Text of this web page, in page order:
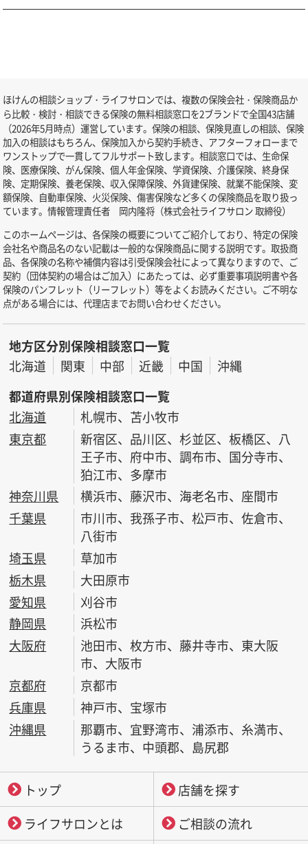
ほけんの相談ショップ・ライフサロンでは、複数の保険会社・保険商品か
ら比較・検討・相談できる保険の無料相談窓口を2ブランドで全国43店舗
（2026年5月時点）運営しています。保険の相談、保険見直しの相談、保険
加入の相談はもちろん、保険加入から契約手続き、アフターフォローまで
ワンストップで一貫してフルサポート致します。相談窓口では、生命保
険、医療保険、がん保険、個人年金保険、学資保険、介護保険、終身保
険、定期保険、養老保険、収入保障保険、外貨建保険、就業不能保険、変
額保険、自動車保険、火災保険、傷害保険など多くの保険商品を取り扱っ
ています。情報管理責任者 岡内隆将（株式会社ライフサロン 取締役）
このホームページは、各保険の概要についてご紹介しており、特定の保険
会社名や商品名のない記載は一般的な保険商品に関する説明です。取扱商
品、各保険の名称や補償内容は引受保険会社によって異なりますので、ご
契約（団体契約の場合はご加入）にあたっては、必ず重要事項説明書や各
保険のパンフレット（リーフレット）等をよくお読みください。ご不明な
点がある場合には、代理店までお問い合わせください。
地方区分別保険相談窓口一覧
北海道
関東 中部 近畿 中国
沖縄
都道府県別保険相談窓口一覧
北海道
札幌市、苫小牧市
東京都
新宿区、品川区、杉並区、板橋区、八
王子市、府中市、調布市、国分寺市、
狛江市、多摩市
神奈川県
横浜市、藤沢市、海老名市、座間市
千葉県
市川市、我孫子市、松戸市、佐倉市、
八街市
埼玉県
草加市
栃木県
大田原市
愛知県
刈谷市
静岡県
浜松市
大阪府
池田市、枚方市、藤井寺市、東大阪
市、大阪市
京都府
京都市
兵庫県
神戸市、宝塚市
沖縄県
那覇市、宜野湾市、浦添市、糸満市、
うるま市、中頭郡、島尻郡
トップ
店舗を探す
ライフサロンとは
ご相談の流れ